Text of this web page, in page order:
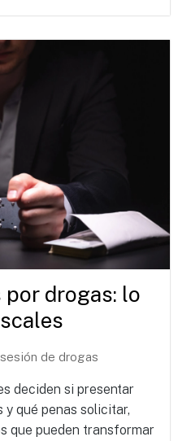
drogas: lo
de drogas
deciden si presentar
qué penas solicitar,
que pueden transformar